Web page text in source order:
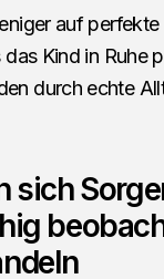
auf perfekte
Kind in Ruhe
durch echte
sich